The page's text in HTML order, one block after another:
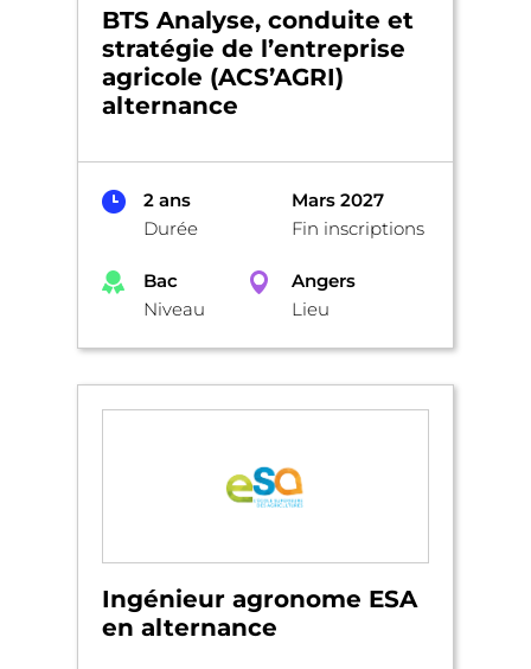
BTS Analyse, conduite et
stratégie de l’entreprise
agricole (ACS’AGRI)
alternance
2 ans
Durée
Mars 2027
Fin inscriptions
Bac
Niveau
Angers
Lieu
Ingénieur agronome ESA
en alternance